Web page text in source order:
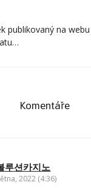
publikovaný na
Komentáře
루션카지노
2022 (4:36)